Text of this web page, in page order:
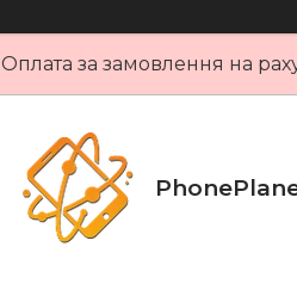
Оплата за замовлення на